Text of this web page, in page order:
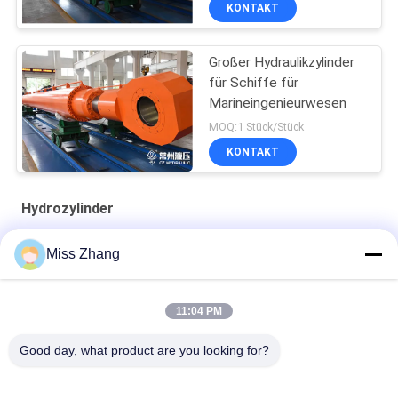
KONTAKT
Großer Hydraulikzylinder
für Schiffe für
Marineingenieurwesen
MOQ:1 Stück/Stück
KONTAKT
Hydrozylinder
Radialtor-Hochleistungshydrozylinder/Hebemaschinen-
Zylinder für Erdölindustrie
Miss Zhang
11:04 PM
Good day, what product are you looking for?